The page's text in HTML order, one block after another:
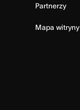
Partnerzy
Mapa witryny